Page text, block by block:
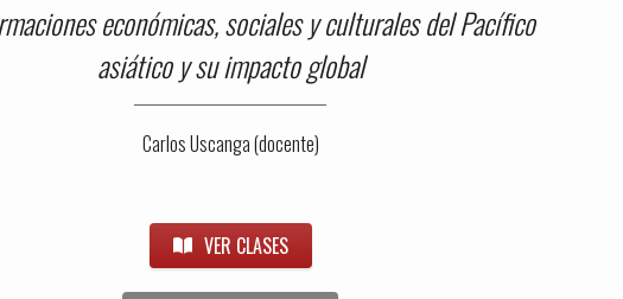
económicas, sociales y culturales del Pacífico
asiático y su impacto global
Carlos Uscanga (docente)
VER CLASES